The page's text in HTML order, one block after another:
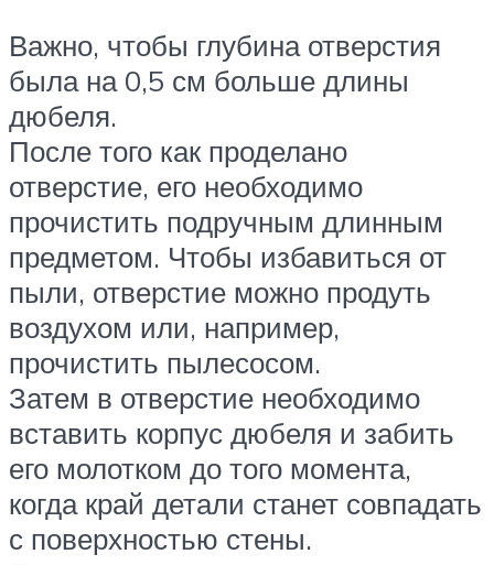
Важно, чтобы глубина отверстия
была на 0,5 см больше длины
дюбеля.
После того как проделано
отверстие, его необходимо
прочистить подручным длинным
предметом. Чтобы избавиться от
пыли, отверстие можно продуть
воздухом или, например,
прочистить пылесосом.
Затем в отверстие необходимо
вставить корпус дюбеля и забить
его молотком до того момента,
когда край детали станет совпадать
с поверхностью стены.